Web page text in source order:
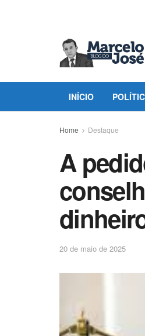
INÍCIO
Home Destaque
A
20 de maio de 2025